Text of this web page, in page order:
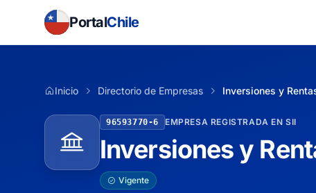
PortalChile
Inicio Directorio de Empresas Inversiones y
96593770-6 EMPRESA REGISTRADA EN SII
Inversiones y
Vigente